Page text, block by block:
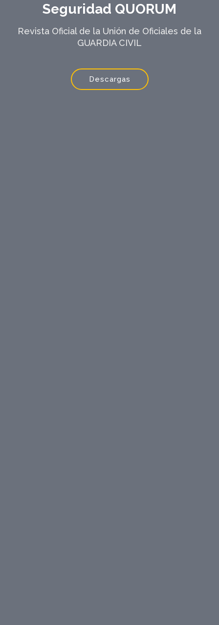
Seguridad QUORUM
Revista Oficial de la Unión de Oficiales de la
GUARDIA CIVIL
Descargas